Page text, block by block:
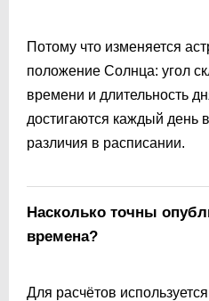
Потому что изменяется
положение Солнца: угол
времени и длительность
достигаются каждый день
различия в расписании.
Насколько точны
времена?
Для расчётов